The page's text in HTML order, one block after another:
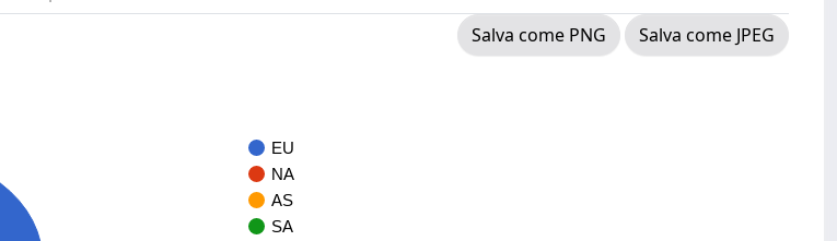
Salva come PNG
Salva come JPEG
EU
NA
AS
SA